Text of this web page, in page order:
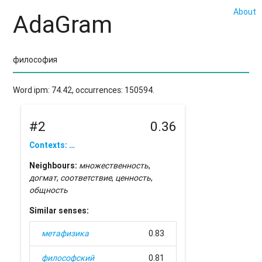
About
AdaGram
Word ipm: 74.42, occurrences: 150594.
#2 0.36
Contexts: …
Neighbours: множественность,
догмат, соответствие, ценность,
общность
Similar senses:
метафизика 0.83
философский 0.81